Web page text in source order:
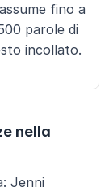
fino a
parole di
incollato.
nella
Jenni